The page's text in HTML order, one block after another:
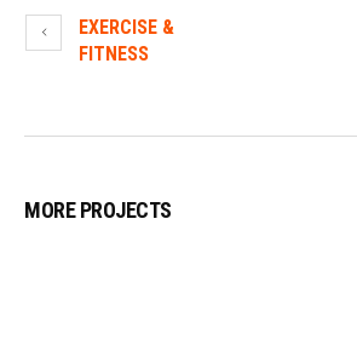
EXERCISE &
FITNESS
MORE PROJECTS